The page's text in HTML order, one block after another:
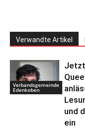
Verwandte Artikel
Verbandsgemeinde
Edenkoben
und
ein